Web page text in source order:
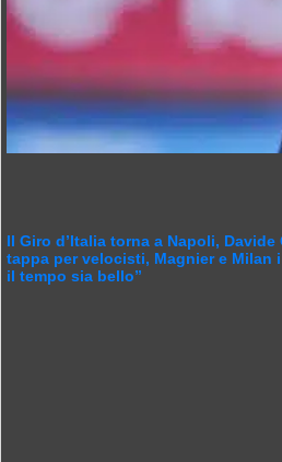
Il Giro d’Italia torna a Napoli,
tappa per velocisti, Magnier e Milan
il tempo sia bello”